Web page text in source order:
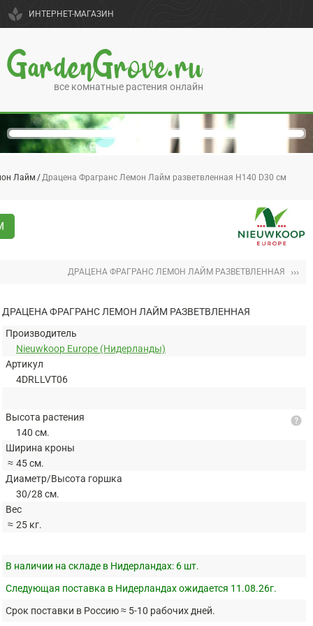
spa ИНТЕРНЕТ-МАГАЗИН
GardenGrove.ru
все комнатные растения онлайн
Лайм Драцена Фрагранс Лемон Лайм разветвленная H140 D30 см
ДРАЦЕНА ФРАГРАНС ЛЕМОН ЛАЙМ РАЗВЕТВЛЕННАЯ ›››
ДРАЦЕНА ФРАГРАНС ЛЕМОН ЛАЙМ РАЗВЕТВЛЕННАЯ
Производитель
Nieuwkoop Europe (Нидерланды)
Артикул
4DRLLVT06
Высота растения
140 см.
Ширина кроны
≈ 45 см.
Диаметр/Высота горшка
30/28 см.
Вес
≈ 25 кг.
help
В наличии на складе в Нидерландах: 6 шт.
Следующая поставка в Нидерландах ожидается 11.08.26г.
Срок поставки в Россию ≈ 5-10 рабочих дней.